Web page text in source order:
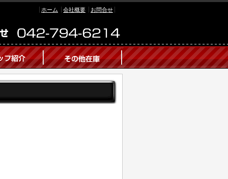
ホーム 会社概要 お問合せ